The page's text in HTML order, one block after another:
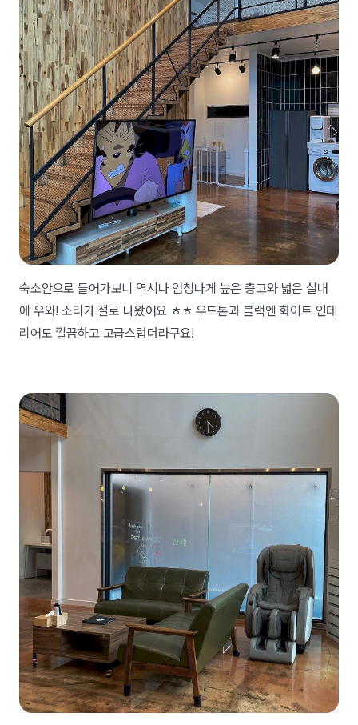
숙소안으로 들어가보니 역시나 엄청나게 높은 층고와 넓은 실내
에 우와! 소리가 절로 나왔어요 ㅎㅎ 우드톤과 블랙엔 화이트 인테
리어도 깔끔하고 고급스럽더라구요!